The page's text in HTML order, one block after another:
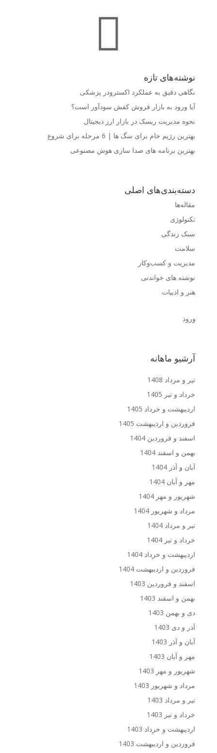

نوشته‌های تازه
نگاهی دقیق به عملکرد اکسترودر پزشکی
آیا ورود به بازار فروش کفش سودآور است؟
نحوه مدیریت ریسک در بازار ارز دیجیتال
بهترین رژیم خام برای سگ ها | 6 مرحله برای شروع
بهترین برنامه های صدا سازی هوش مصنوعی
دسته‌بندی‌های اصلی
مقاله‌ها
تکنولوژی
سبک زندگی
سلامت
مدیریت و کسب‌وکار
نوشته های خواندنی
هنر و ادبیات
ورود
آرشیو ماهانه
تیر و مرداد 1408
خرداد و تیر 1405
اردیبهشت و خرداد 1405
فروردین و اردیبهشت 1405
اسفند و فروردین 1404
بهمن و اسفند 1404
آبان و آذر 1404
مهر و آبان 1404
شهریور و مهر 1404
مرداد و شهریور 1404
تیر و مرداد 1404
خرداد و تیر 1404
اردیبهشت و خرداد 1404
فروردین و اردیبهشت 1404
اسفند و فروردین 1403
بهمن و اسفند 1403
دی و بهمن 1403
آذر و دی 1403
آبان و آذر 1403
مهر و آبان 1403
شهریور و مهر 1403
مرداد و شهریور 1403
تیر و مرداد 1403
خرداد و تیر 1403
اردیبهشت و خرداد 1403
فروردین و اردیبهشت 1403